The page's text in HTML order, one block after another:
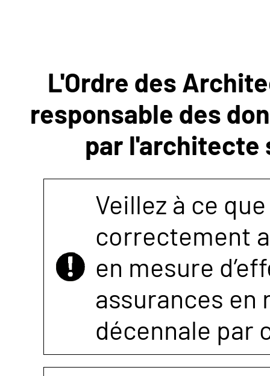
CONTACTER
L'Ordre des
responsable des
par l'architecte
Veillez à ce
correctement
en mesure
assurances
décennale par